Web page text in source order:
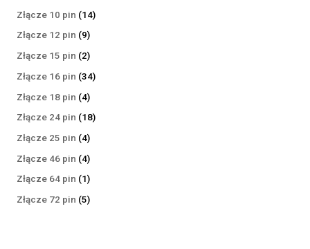
produkty
Złącze 10 pin 1414
Złącze 12 pin 99
produktów
Złącze 15 pin 22
produkty
Złącze 16 pin 3434
Złącze 18 pin 44
produkty
Złącze 24 pin 1818
Złącze 25 pin 44
produkty
Złącze 46 pin 44
produkty
Złącze 64 pin 11
produkt
Złącze 72 pin 55